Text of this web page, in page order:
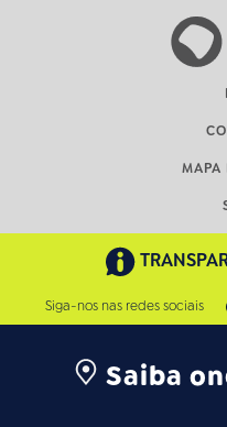
MAPA
Siga-nos nas redes sociais
Saiba